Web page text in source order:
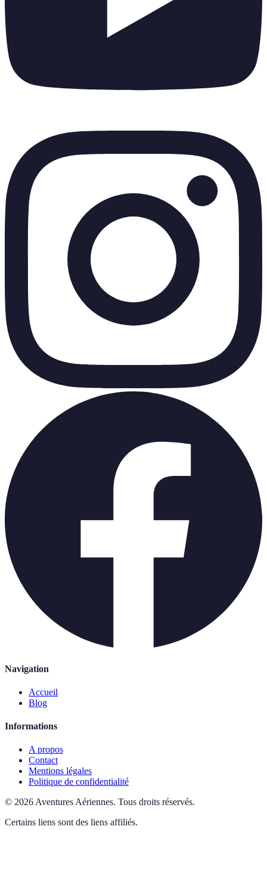
Navigation
Accueil
Blog
Informations
A propos
Contact
Mentions légales
Politique de confidentialité
© 2026Aventures Aériennes. Tous droits réservés.
Certains liens sont des liens affiliés.